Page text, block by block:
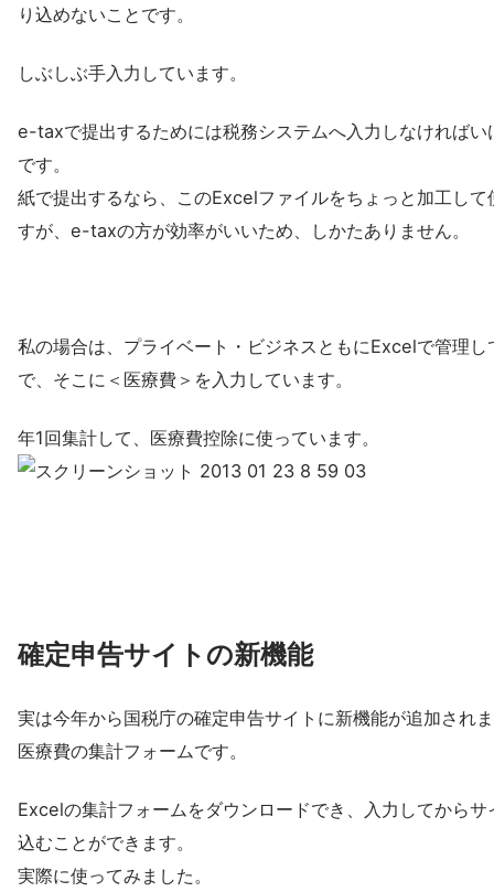
り込めないことです。
しぶしぶ手入力しています。
e-taxで提出するためには税務システムへ入力しなければい
です。
紙で提出するなら、このExcelファイルをちょっと加工して
すが、e-taxの方が効率がいいため、しかたありません。
私の場合は、プライベート・ビジネスともにExcelで管理し
で、そこに＜医療費＞を入力しています。
年1回集計して、医療費控除に使っています。
確定申告サイトの新機能
実は今年から国税庁の確定申告サイトに新機能が追加され
医療費の集計フォームです。
Excelの集計フォームをダウンロードでき、入力してからサ
込むことができます。
実際に使ってみました。